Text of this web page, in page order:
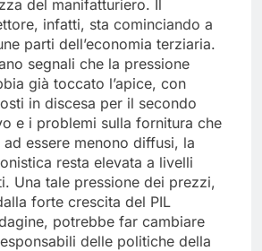
del manifatturiero. Il
infatti, sta cominciando a
parti dell’economia terziaria.
segnali che la pressione
già toccato l’apice, con
in discesa per il secondo
e i problemi sulla fornitura che
essere menono diffusi, la
resta elevata a livelli
Una tale pressione dei prezzi,
forte crescita del PIL
potrebbe far cambiare
delle politiche della